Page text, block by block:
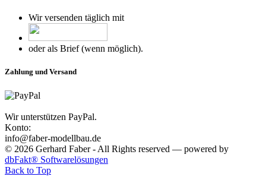
Wir versenden täglich mit
oder als Brief (wenn möglich).
Zahlung und Versand
Wir unterstützen PayPal.
Konto:
info@faber-modellbau.de
© 2026 Gerhard Faber - All Rights reserved — powered by
dbFakt® Softwarelösungen
Back to Top